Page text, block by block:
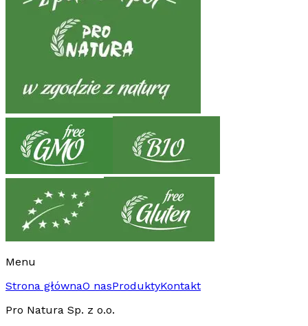
Menu
Strona głównaO nasProduktyKontakt
Pro Natura Sp. z o.o.